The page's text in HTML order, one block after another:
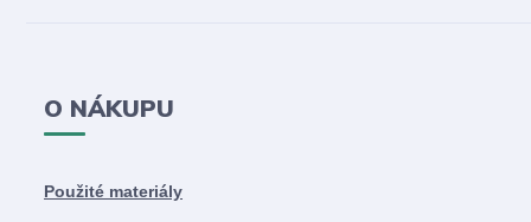
O NÁKUPU
Použité materiály